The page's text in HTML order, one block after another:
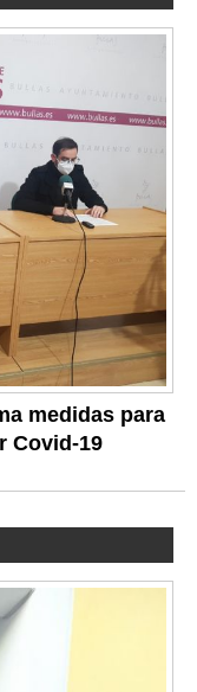
medidas para
Covid-19